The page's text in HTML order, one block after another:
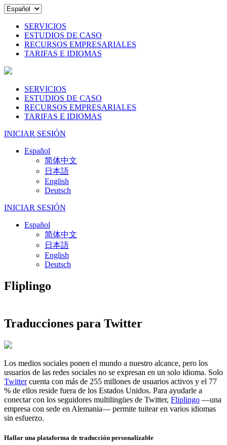
SERVICIOS
ESTUDIOS DE CASO
RECURSOS EMPRESARIALES
TARIFAS E IDIOMAS
SERVICIOS
ESTUDIOS DE CASO
RECURSOS EMPRESARIALES
TARIFAS E IDIOMAS
INICIAR SESIÓN
Español
简体中文
日本語
English
Deutsch
INICIAR SESIÓN
Español
简体中文
日本語
English
Deutsch
Fliplingo
Traducciones para Twitter
Los medios sociales ponen el mundo a nuestro alcance, pero los
usuarios de las redes sociales no se expresan en un solo idioma. Solo
Twittercuenta con más de 255 millones de usuarios activos y el 77
% de ellos reside fuera de los Estados Unidos. Para ayudarle a
conectar con los seguidores multilingües de Twitter, Fliplingo —una
empresa con sede en Alemania— permite tuitear en varios idiomas
sin esfuerzo.
Hallar una plataforma de traducción personalizable